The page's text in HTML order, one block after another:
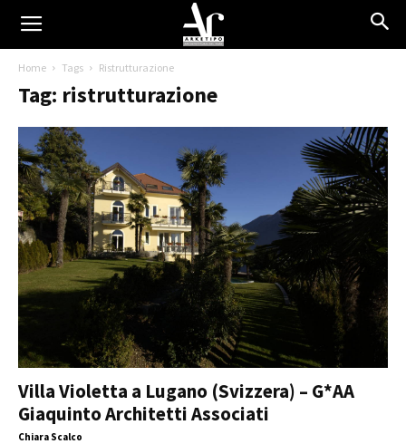
Home Tags Ristrutturazione
Tag: ristrutturazione
Villa Violetta a Lugano (Svizzera) – G*AA
Giaquinto Architetti Associati
Chiara Scalco